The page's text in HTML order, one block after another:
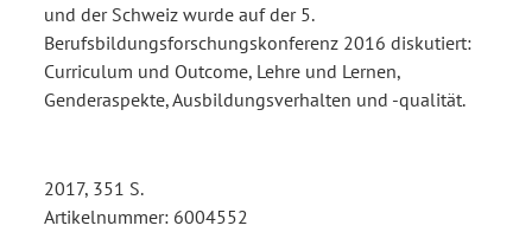
und der Schweiz wurde auf der 5.
Berufsbildungsforschungskonferenz 2016 diskutiert:
Curriculum und Outcome, Lehre und Lernen,
Genderaspekte, Ausbildungsverhalten und -qualität.
2017, 351 S.
Artikelnummer: 6004552